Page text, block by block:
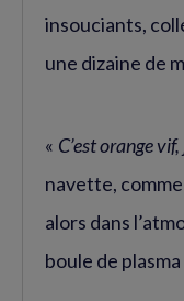
insouciants,
une dizaine de
« C’est orange
navette,
alors dans
boule de